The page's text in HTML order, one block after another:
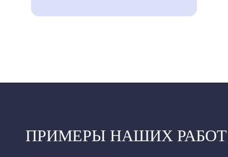
ПРИМЕРЫ НАШИХ РАБОТ